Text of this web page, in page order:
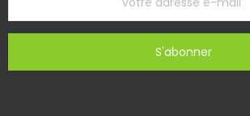
S'abonner